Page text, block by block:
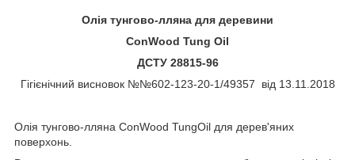
Олія тунгово-лляна для деревини
ConWood Tung Oil
ДСТУ 28815-96
Гігієнічний висновок №№602-123-20-1/49357 від 13.11.2018
Олія тунгово-лляна ConWood TungOil для дерев'яних
поверхонь.